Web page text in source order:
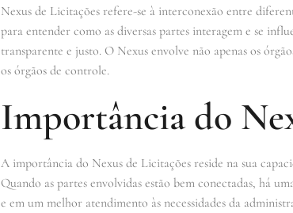
Nexus de Licitações refere-se à interconexão entre
para entender como as diversas partes interagem e se
transparente e justo. O Nexus envolve não apenas os
os órgãos de controle.
Importância do
A importância do Nexus de Licitações reside na sua
Quando as partes envolvidas estão bem conectadas, há
e em um melhor atendimento às necessidades da